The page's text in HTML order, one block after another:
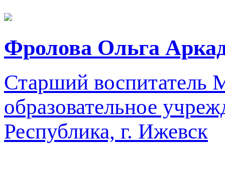
Фролова Ольга
Старший воспитатель
образовательное
Республика, г. Ижевск